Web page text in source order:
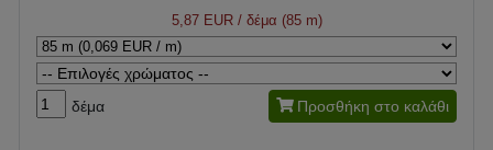
5,87 EUR/ δέμα (85 m)
δέμα Προσθήκη στο καλάθι